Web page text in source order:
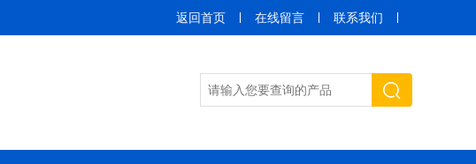
返回首页 在线留言 联系我们